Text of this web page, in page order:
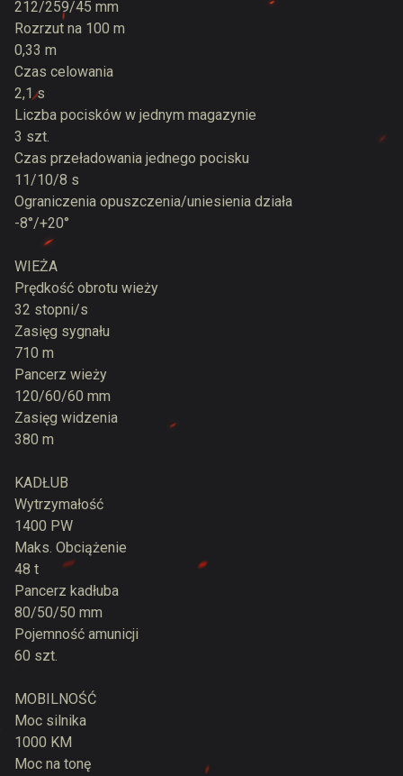
212/259/45 mm
Rozrzut na 100 m
0,33 m
Czas celowania
2,1 s
Liczba pocisków w jednym magazynie
3 szt.
Czas przeładowania jednego pocisku
11/10/8 s
Ograniczenia opuszczenia/uniesienia działa
-8°/+20°
WIEŻA
Prędkość obrotu wieży
32 stopni/s
Zasięg sygnału
710 m
Pancerz wieży
120/60/60 mm
Zasięg widzenia
380 m
KADŁUB
Wytrzymałość
1400 PW
Maks. Obciążenie
48 t
Pancerz kadłuba
80/50/50 mm
Pojemność amunicji
60 szt.
MOBILNOŚĆ
Moc silnika
1000 KM
Moc na tonę